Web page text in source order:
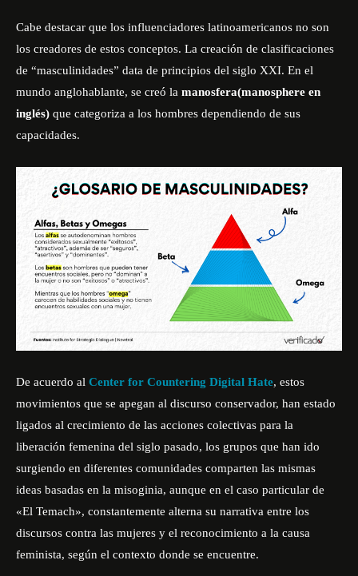
Cabe destacar que los influenciadores latinoamericanos no son
los creadores de estos conceptos. La creación de clasificaciones
de “masculinidades” data de principios del siglo XXI. En el
mundo anglohablante, se creó la manosfera(manosphere en
inglés) que categoriza a los hombres dependiendo de sus
capacidades.
De acuerdo al Center for Countering Digital Hate, estos
movimientos que se apegan al discurso conservador, han estado
ligados al crecimiento de las acciones colectivas para la
liberación femenina del siglo pasado, los grupos que han ido
surgiendo en diferentes comunidades comparten las mismas
ideas basadas en la misoginia, aunque en el caso particular de
«El Temach», constantemente alterna su narrativa entre los
discursos contra las mujeres y el reconocimiento a la causa
feminista, según el contexto donde se encuentre.